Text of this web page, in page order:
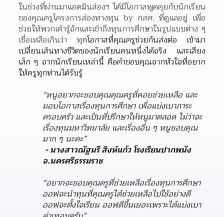
ในช่วงที่ผ่านมาแอดมินส่องฯ ได้มีโอกาสพูดคุยกับนักเรียน
ของคุณครูโครงการส่องทางทุน by กสศ. ที่ดูแลอยู่ เพื่อ
ช่วยให้พวกเค้ารู้จักและเข้าถึงทุนการศึกษาในรูปแบบต่าง ๆ
เชื่อเหลือเกินว่า ทุกโอกาสที่คุณครูช่วยกันส่งต่อ เข้ามา
เปลี่ยนเส้นทางชีวิตของนักเรียนคนหนึ่งได้จริง และเสียง
เล็ก ๆ จากนักเรียนเหล่านี้ คือคำขอบคุณจากหัวใจที่อยาก
ให้ครูทุกท่านได้รับรู้
“หนูอยากจะขอบคุณคุณครูที่คอยช่วยเหลือ และ
มอบโอกาสเรื่องทุนการศึกษา เพื่อแบ่งเบาภาระ
ครอบครัว และเป็นที่ปรึกษาให้หนูมาตลอด ไม่ว่าจะ
เรื่องทุนมหาวิทยาลัย และเรื่องอื่น ๆ หนูขอบคุณ
มาก ๆ นะคะ”
- นางสาวณัฐนรี สิงห์แก้ว โรงเรียนปากพนัง
จ.นครศรีธรรมราช
“อยากจะขอบคุณครูที่ช่วยเหลือเรื่องทุนการศึกษา
ออฟจะนำทุนที่คุณครูได้ช่วยเหลือไปใช้อย่างดี
ออฟจะตั้งใจเรียน ออฟดีขึ้นเยอะเพราะได้แบ่งเบา